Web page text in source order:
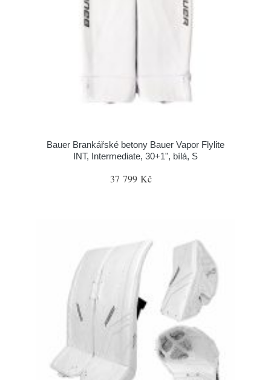
Bauer Brankářské betony Bauer Vapor Flylite
INT, Intermediate, 30+1", bílá, S
37 799 Kč